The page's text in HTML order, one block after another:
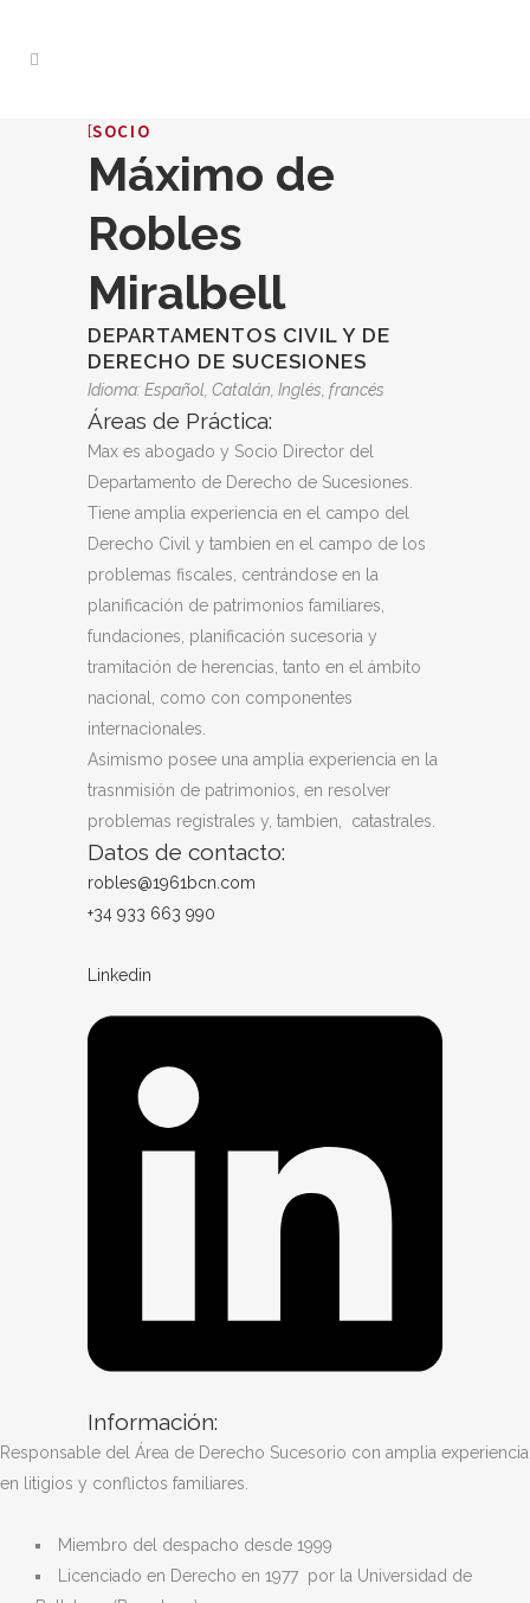
SOCIO
Máximo de
Robles
Miralbell
DEPARTAMENTOS CIVIL Y DE
DERECHO DE SUCESIONES
Idioma: Español, Catalán, Inglés, francés
Áreas de Práctica:
Max es abogado y Socio Director del
Departamento de Derecho de Sucesiones.
Tiene amplia experiencia en el campo del
Derecho Civil y tambien en el campo de los
problemas fiscales, centrándose en la
planificación de patrimonios familiares,
fundaciones, planificación sucesoria y
tramitación de herencias, tanto en el ámbito
nacional, como con componentes
internacionales.
Asimismo posee una amplia experiencia en la
trasnmisión de patrimonios, en resolver
problemas registrales y, tambien, catastrales.
Datos de contacto:
robles@1961bcn.com
+34 933 663 990
Linkedin
Información:
Responsable del Área de Derecho Sucesorio con amplia experiencia
en litigios y conflictos familiares.
Miembro del despacho desde 1999
Licenciado en Derecho en 1977 por la Universidad de